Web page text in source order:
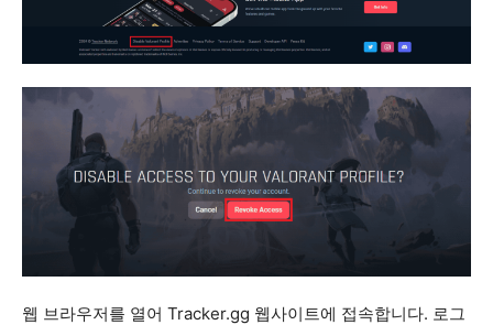
웹 브라우저를 열어 Tracker.gg 웹사이트에 접속합니다. 로그